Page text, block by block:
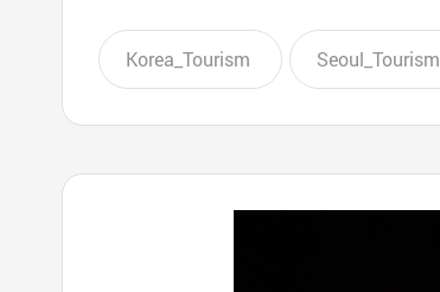
Korea_Tourism Seoul_Tourism